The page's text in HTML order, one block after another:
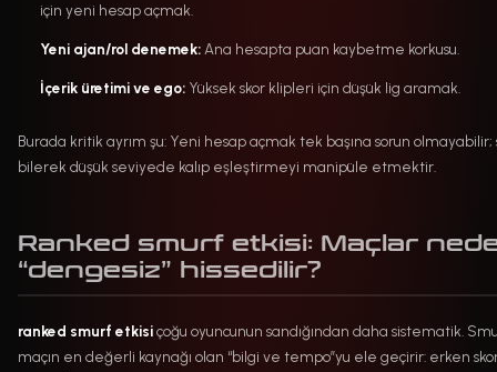
için yeni hesap açmak.
Yeni ajan/rol denemek: Ana hesapta puan kaybetme korkusu.
İçerik üretimi ve ego: Yüksek skor klipleri için düşük lig aramak.
Burada kritik ayrım şu: Yeni hesap açmak tek başına sorun olmayabilir;
bilerek düşük seviyede kalıp eşleştirmeyi manipüle etmektir.
Ranked smurf etkisi: Maçlar
“dengesiz” hissedilir?
ranked smurf etkisiçoğu oyuncunun sandığından daha sistematik.
maçın en değerli kaynağı olan “bilgi ve tempo”yu ele geçirir: erken